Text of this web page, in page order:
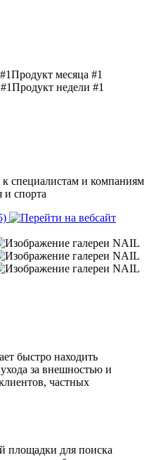
Продукт месяца #1
Продукт недели #1
специалистам и компаниям
и спорта
быстро находить
за внешностью и
частных
площадки для поиска